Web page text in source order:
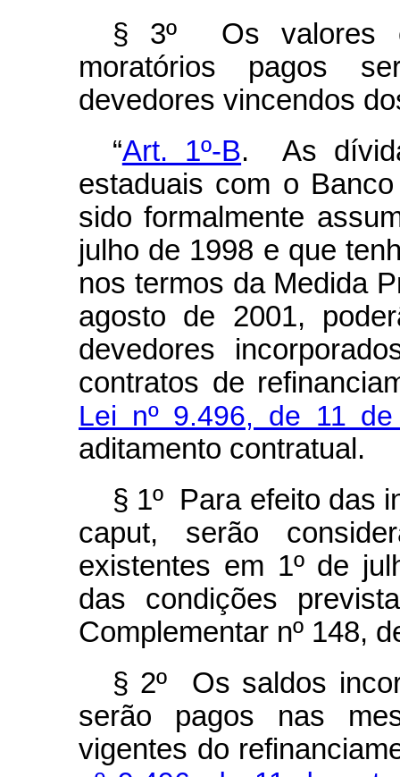
§ 3º Os valores
moratórios pagos
devedores vincendos
“Art. 1º-B. As
estaduais com o
sido formalmente
julho de 1998 e que
nos termos da Medida
agosto de 2001,
devedores
contratos de
Lei nº 9.496, de 11
aditamento contratual.
§ 1º Para efeito das
caput, serão
existentes em 1º de
das condições
Complementar nº 148,
§ 2º Os saldos
serão pagos nas
vigentes do